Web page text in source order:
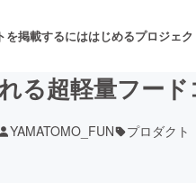
を掲載するにははじめるプロジェ
る超軽量フー
YAMATOMO_FUN プロダクト